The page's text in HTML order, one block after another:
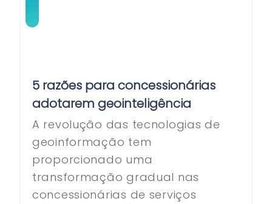
5 razões para concessionárias
adotarem geointeligência
A revolução das tecnologias de
geoinformação tem
proporcionado uma
transformação gradual nas
concessionárias de serviços